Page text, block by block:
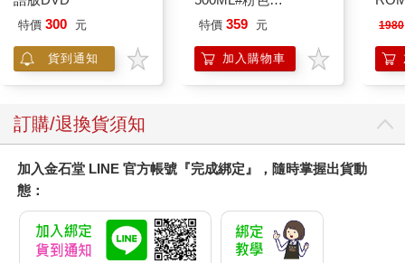
特價 300 元
貨到通知
IM00B11PK
特價 359 元
加入購物車
曼
1980
訂購/退換貨須知
加入金石堂 LINE 官方帳號『完成綁定』，隨時掌握出貨動
態：